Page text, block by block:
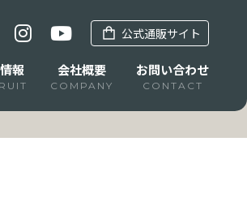
公式通販サイト
報 会社概要
COMPANY
お問い合わせ
CONTACT